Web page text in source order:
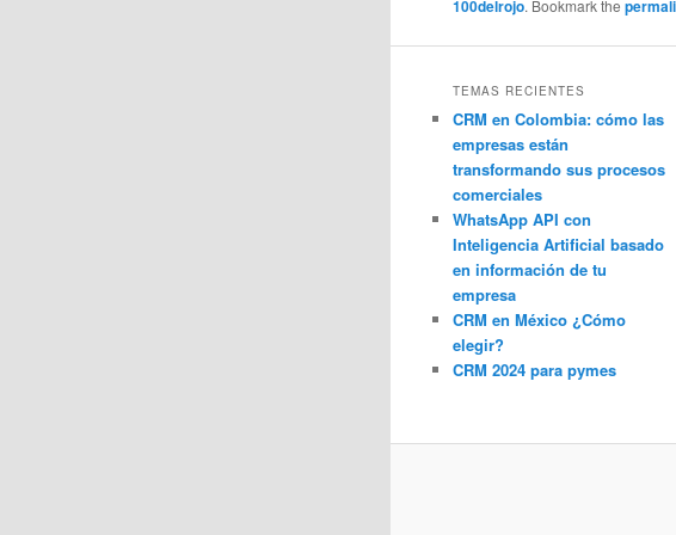
100delrojo. Bookmark the
TEMAS RECIENTES
CRM en Colombia: cómo las
empresas están
transformando sus procesos
comerciales
WhatsApp API con
Inteligencia Artificial basado
en información de tu
empresa
CRM en México ¿Cómo
elegir?
CRM 2024 para pymes